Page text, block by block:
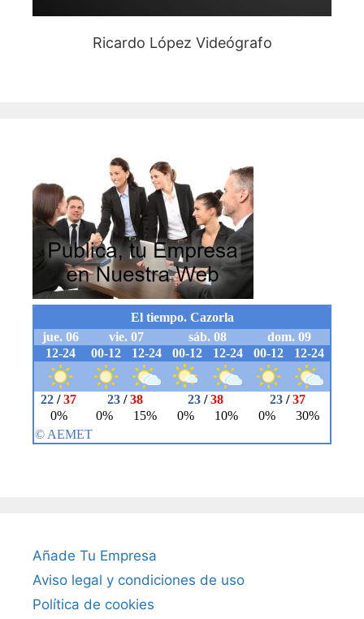
Ricardo López Videógrafo
Añade Tu Empresa
Aviso legal y condiciones de uso
Política de cookies